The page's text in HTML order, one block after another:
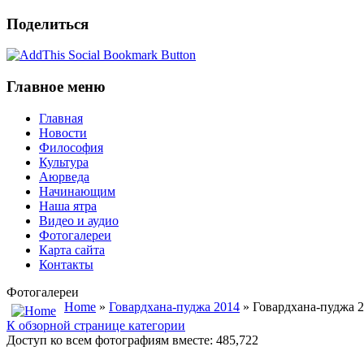
Поделиться
Главное меню
Главная
Новости
Философия
Культура
Аюрведа
Начинающим
Наша ятра
Видео и аудио
Фотогалереи
Карта сайта
Контакты
Фотогалереи
Home » Говардхана-пуджа 2014 » Говардхана-пуджа
К обзорной странице категории
Доступ ко всем фотографиям вместе: 485,722